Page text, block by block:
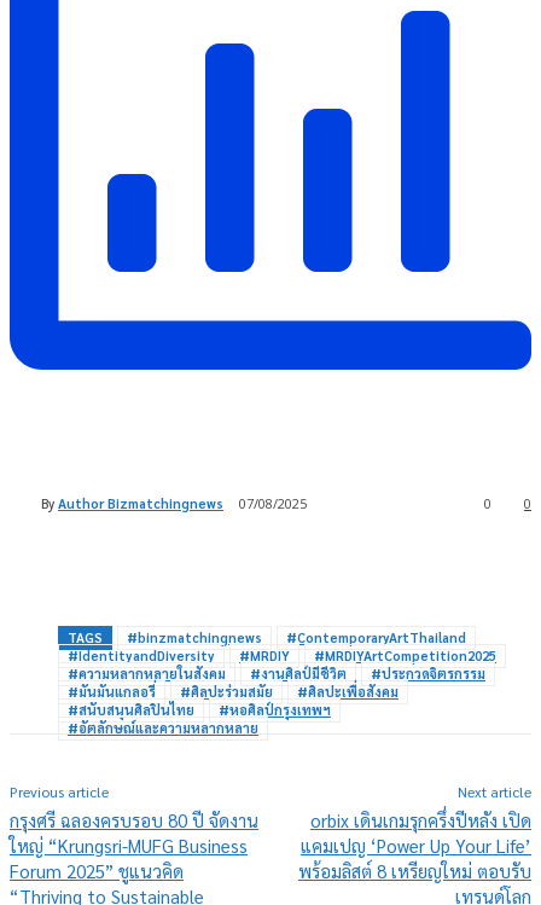
By Author Bizmatchingnews 07/08/2025 0
0
TAGS #binzmatchingnews
#ContemporaryArtThailand
#IdentityandDiversity
#MRDIY
#MRDIYArtCompetition2025
#ความหลากหลายในสังคม
#งานศิลป์มีชีวิต
#ประกวดจิตรกรรม
#มันมันแกลอรี่
#ศิลปะร่วมสมัย
#ศิลปะเพื่อสังคม
#สนับสนุนศิลปินไทย
#หอศิลป์กรุงเทพฯ
#อัตลักษณ์และความหลากหลาย
Previous article
กรุงศรี ฉลองครบรอบ 80 ปี จัดงาน
ใหญ่ “Krungsri-MUFG Business
Forum 2025” ชูแนวคิด
“Thriving to Sustainable
Next article
orbix เดินเกมรุกครึ่งปีหลัง เปิด
แคมเปญ ‘Power Up Your Life’
พร้อมลิสต์ 8 เหรียญใหม่ ตอบรับ
เทรนด์โลก